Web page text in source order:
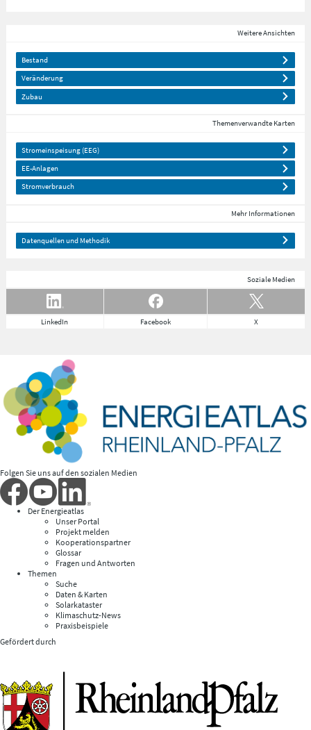
Weitere Ansichten
Bestand
Veränderung
Zubau
Themenverwandte Karten
Stromeinspeisung (EEG)
EE-Anlagen
Stromverbrauch
Mehr Informationen
Datenquellen und Methodik
Soziale Medien
LinkedIn Facebook X
Folgen Sie uns auf den sozialen Medien
Der Energieatlas
Unser Portal
Projekt melden
Kooperationspartner
Glossar
Fragen und Antworten
Themen
Suche
Daten & Karten
Solarkataster
Klimaschutz-News
Praxisbeispiele
Gefördert durch